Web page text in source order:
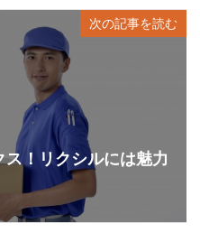
次の記事を読む
！リクシルには魅力